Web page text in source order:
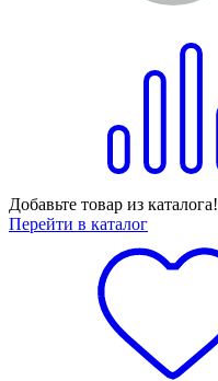
Добавьте товар из каталога!
Перейти в каталог